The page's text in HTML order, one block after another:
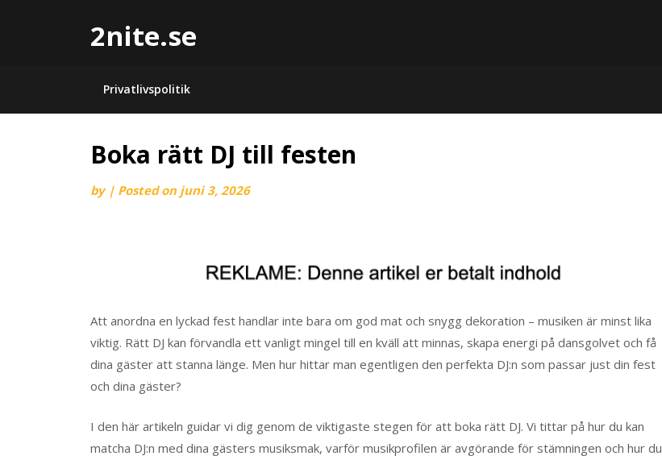
2nite.se
Privatlivspolitik
Boka rätt DJ till festen
by | Posted on juni 3, 2026
Att anordna en lyckad fest handlar inte bara om god mat och snygg dekoration – musiken är minst lika
viktig. Rätt DJ kan förvandla ett vanligt mingel till en kväll att minnas, skapa energi på dansgolvet och få
dina gäster att stanna länge. Men hur hittar man egentligen den perfekta DJ:n som passar just din fest
och dina gäster?
I den här artikeln guidar vi dig genom de viktigaste stegen för att boka rätt DJ. Vi tittar på hur du kan
matcha DJ:n med dina gästers musiksmak, varför musikprofilen är avgörande för stämningen och hur du